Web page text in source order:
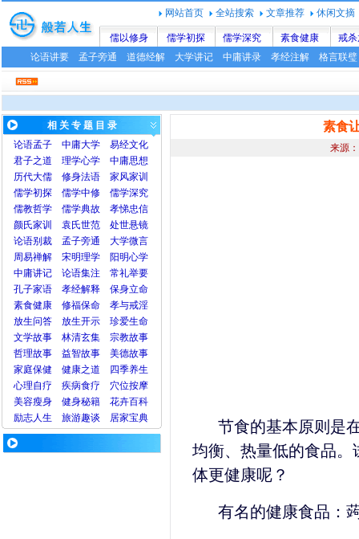
网站首页 全站搜索 文章推荐 休闲文摘
儒以修身 儒学初探 儒学深究 素食健康
戒
论语讲要
孟子旁通 道德经解 大学讲记 中庸讲录 孝经注解 格言联璧
相 关 专 题 目 录
论语孟子 中庸大学
易经文化
君子之道
理学心学
中庸思想
历代大儒
修身法语
家风家训
儒学初探
儒学中修
儒学深究
儒教哲学
儒学典故
孝悌忠信
颜氏家训
袁氏世范
处世悬镜
论语别裁
孟子旁通
大学微言
周易禅解
宋明理学
阳明心学
中庸讲记
论语集注
常礼举要
孔子家语
孝经解释
保身立命
素食健康
修福保命
孝与戒淫
放生问答
放生开示
珍爱生命
文学故事
林清玄集
宗教故事
哲理故事
益智故事
美德故事
家庭保健
健康之道
四季养生
心理自疗 疾病食疗 穴位按摩
美容瘦身 健身秘籍 花卉百科
励志人生
旅游趣谈 居家宝典
素食
来源
节食的基本原则是
均衡、热量低的食品
体更健康呢？
有名的健康食品：